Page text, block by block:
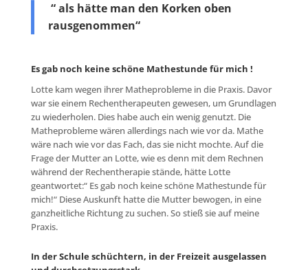
“ als hätte man den Korken oben
rausgenommen“
Es gab noch keine schöne Mathestunde für mich !
Lotte kam wegen ihrer Matheprobleme in die Praxis. Davor
war sie einem Rechentherapeuten gewesen, um Grundlagen
zu wiederholen. Dies habe auch ein wenig genutzt. Die
Matheprobleme wären allerdings nach wie vor da. Mathe
wäre nach wie vor das Fach, das sie nicht mochte. Auf die
Frage der Mutter an Lotte, wie es denn mit dem Rechnen
während der Rechentherapie stände, hätte Lotte
geantwortet:“ Es gab noch keine schöne Mathestunde für
mich!“ Diese Auskunft hatte die Mutter bewogen, in eine
ganzheitliche Richtung zu suchen. So stieß sie auf meine
Praxis.
In der Schule schüchtern, in der Freizeit ausgelassen